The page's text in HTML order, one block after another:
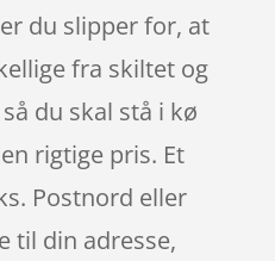
du slipper for, at
fra skiltet og
du skal stå i kø
rigtige pris. Et
Postnord eller
til din adresse,